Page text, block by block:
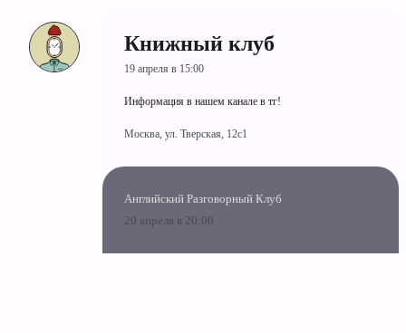
Книжный клуб
19 апреля в 15:00
Информация в нашем канале в тг!
Москва, ул. Тверская, 12с1
Английский Разговорный Клуб
20 апреля в 20:00